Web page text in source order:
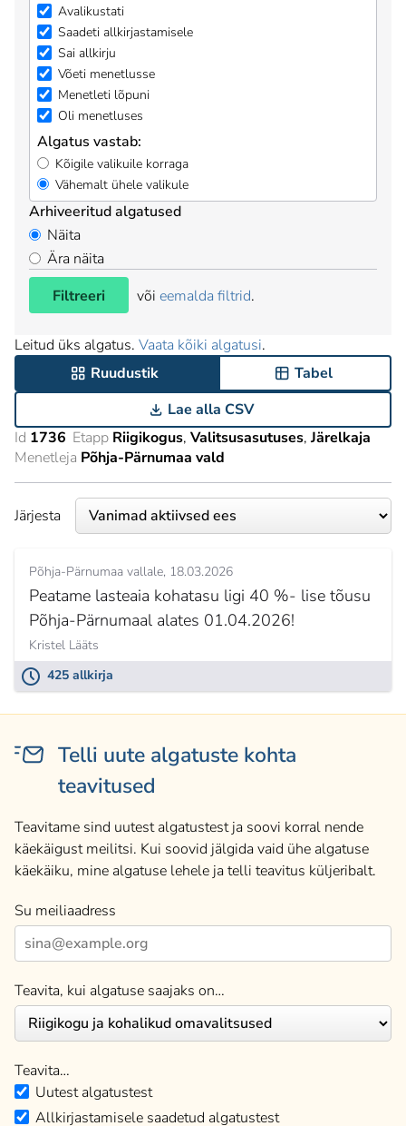
Avalikustati
Saadeti allkirjastamisele
Sai allkirju
Võeti menetlusse
Menetleti lõpuni
Oli menetluses
Algatus vastab:
Kõigile valikuile korraga
Vähemalt ühele valikule
Arhiveeritud algatused
Näita
Ära näita
Filtreeri
või eemalda filtrid.
Leitud üks algatus. Vaata kõiki algatusi.
Ruudustik
Tabel
Lae alla CSV
Id 1736 Etapp Riigikogus Valitsusasutuses Järelkaja
Menetleja Põhja-Pärnumaa vald
Järjesta
Põhja-Pärnumaa vallale 18.03.2026
Peatame lasteaia kohatasu ligi 40 %- lise tõusu
Põhja-Pärnumaal alates 01.04.2026!
Kristel Lääts
425 allkirja
Telli uute algatuste kohta
teavitused
Teavitame sind uutest algatustest ja soovi korral nende
käekäigust meilitsi. Kui soovid jälgida vaid ühe algatuse
käekäiku, mine algatuse lehele ja telli teavitus küljeribalt.
Su meiliaadress
Teavita, kui algatuse saajaks on…
Teavita…
Uutest algatustest
Allkirjastamisele saadetud algatustest